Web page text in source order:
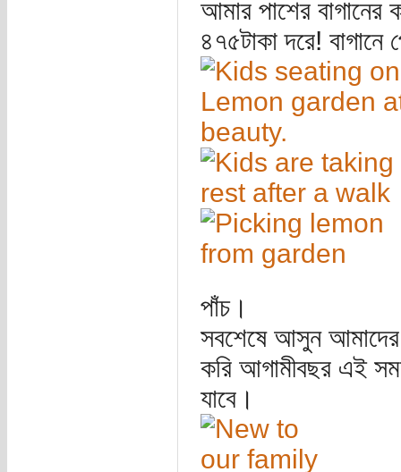
আমার পাশের বাগানের
৪৭৫টাকা দরে!
পাঁচ।
সবশেষে আসুন আমাদের
করি আগামীবছর এই
যাবে।